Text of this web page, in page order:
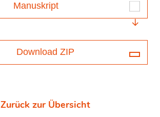
Manuskript
Download ZIP
Zurück zur Übersicht